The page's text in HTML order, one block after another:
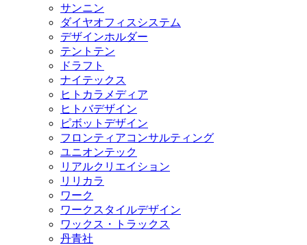
サンニン
ダイヤオフィスシステム
デザインホルダー
テントテン
ドラフト
ナイテックス
ヒトカラメディア
ヒトバデザイン
ピボットデザイン
フロンティアコンサルティング
ユニオンテック
リアルクリエイション
リリカラ
ワーク
ワークスタイルデザイン
ワックス・トラックス
丹青社